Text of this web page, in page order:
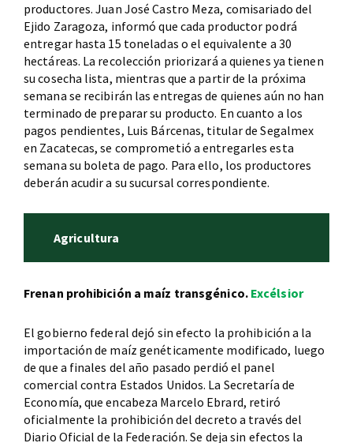
productores. Juan José Castro Meza, comisariado del
Ejido Zaragoza, informó que cada productor podrá
entregar hasta 15 toneladas o el equivalente a 30
hectáreas. La recolección priorizará a quienes ya tienen
su cosecha lista, mientras que a partir de la próxima
semana se recibirán las entregas de quienes aún no han
terminado de preparar su producto. En cuanto a los
pagos pendientes, Luis Bárcenas, titular de Segalmex
en Zacatecas, se comprometió a entregarles esta
semana su boleta de pago. Para ello, los productores
deberán acudir a su sucursal correspondiente.
Agricultura
Frenan prohibición a maíz transgénico. Excélsior
El gobierno federal dejó sin efecto la prohibición a la
importación de maíz genéticamente modificado, luego
de que a finales del año pasado perdió el panel
comercial contra Estados Unidos. La Secretaría de
Economía, que encabeza Marcelo Ebrard, retiró
oficialmente la prohibición del decreto a través del
Diario Oficial de la Federación. Se deja sin efectos la